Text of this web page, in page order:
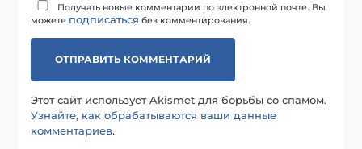
Получать новые комментарии по электронной почте. Вы
можете подписаться без комментирования.
Этот сайт использует Akismet для борьбы со спамом.
Узнайте, как обрабатываются ваши данные
комментариев.